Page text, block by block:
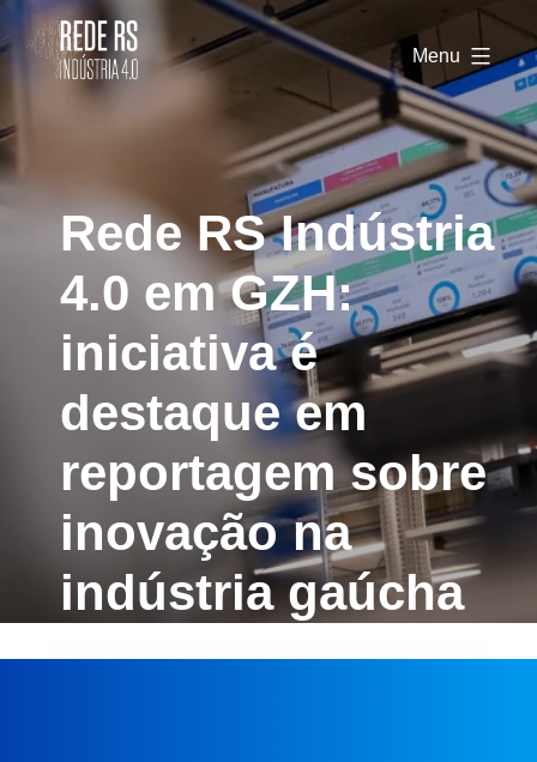
Rede
RS
Indústria
Menu
Rede RS Indústria
4.0 em GZH:
iniciativa é
destaque em
reportagem sobre
inovação na
indústria gaúcha